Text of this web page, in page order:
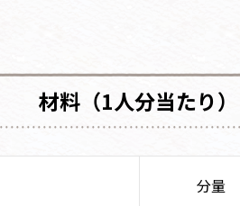
材料（1人分当たり）
分量